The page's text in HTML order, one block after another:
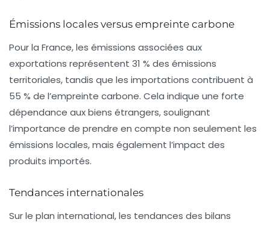
Émissions locales versus empreinte carbone
Pour la France, les émissions associées aux
exportations représentent 31 % des émissions
territoriales, tandis que les importations contribuent à
55 % de l’empreinte carbone. Cela indique une forte
dépendance aux biens étrangers, soulignant
l’importance de prendre en compte non seulement les
émissions locales, mais également l’impact des
produits importés.
Tendances internationales
Sur le plan international, les tendances des bilans